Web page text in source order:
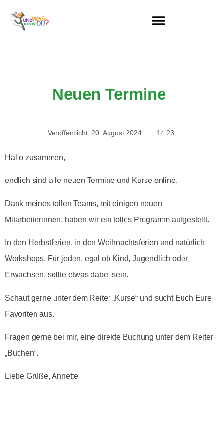
Neuen Termine
Veröffentlicht: 20. August 2024 14:23
Hallo zusammen,
endlich sind alle neuen Termine und Kurse online.
Dank meines tollen Teams, mit einigen neuen
Mitarbeiterinnen, haben wir ein tolles Programm aufgestellt.
In den Herbstferien, in den Weihnachtsferien und natürlich
Workshops. Für jeden, egal ob Kind, Jugendlich oder
Erwachsen, sollte etwas dabei sein.
Schaut gerne unter dem Reiter „Kurse“ und sucht Euch Eure
Favoriten aus.
Fragen gerne bei mir, eine direkte Buchung unter dem Reiter
„Buchen“.
Liebe Grüße, Annette